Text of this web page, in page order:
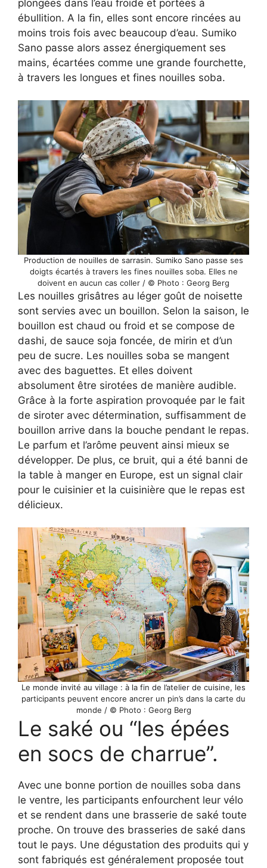
plongées dans l’eau froide et portées à
ébullition. A la fin, elles sont encore rincées au
moins trois fois avec beaucoup d’eau. Sumiko
Sano passe alors assez énergiquement ses
mains, écartées comme une grande fourchette,
à travers les longues et fines nouilles soba.
Production de nouilles de sarrasin. Sumiko Sano passe ses
doigts écartés à travers les fines nouilles soba. Elles ne
doivent en aucun cas coller / © Photo : Georg Berg
Les nouilles grisâtres au léger goût de noisette
sont servies avec un bouillon. Selon la saison, le
bouillon est chaud ou froid et se compose de
dashi, de sauce soja foncée, de mirin et d’un
peu de sucre. Les nouilles soba se mangent
avec des baguettes. Et elles doivent
absolument être sirotées de manière audible.
Grâce à la forte aspiration provoquée par le fait
de siroter avec détermination, suffisamment de
bouillon arrive dans la bouche pendant le repas.
Le parfum et l’arôme peuvent ainsi mieux se
développer. De plus, ce bruit, qui a été banni de
la table à manger en Europe, est un signal clair
pour le cuisinier et la cuisinière que le repas est
délicieux.
Le monde invité au village : à la fin de l’atelier de cuisine, les
participants peuvent encore ancrer un pin’s dans la carte du
monde / © Photo : Georg Berg
Le saké ou “les épées
en socs de charrue”.
Avec une bonne portion de nouilles soba dans
le ventre, les participants enfourchent leur vélo
et se rendent dans une brasserie de saké toute
proche. On trouve des brasseries de saké dans
tout le pays. Une dégustation des produits qui y
sont fabriqués est généralement proposée tout